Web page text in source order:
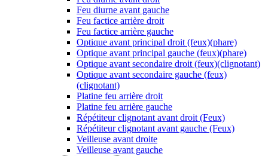
Feu diurne avant gauche
Feu factice arrière droit
Feu factice arrière gauche
Optique avant principal droit (feux)(phare)
Optique avant principal gauche (feux)(phare)
Optique avant secondaire droit (feux)(clignotant)
Optique avant secondaire gauche (feux)
(clignotant)
Platine feu arrière droit
Platine feu arrière gauche
Répétiteur clignotant avant droit (Feux)
Répétiteur clignotant avant gauche (Feux)
Veilleuse avant droite
Veilleuse avant gauche